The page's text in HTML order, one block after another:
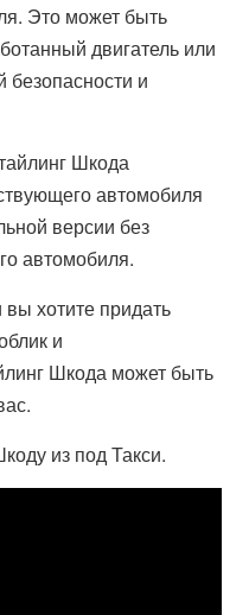
Это может быть
двигатель или
и
Шкода
автомобиля
версии без
автомобиля.
хотите придать
и
Шкода может быть
из под Такси.